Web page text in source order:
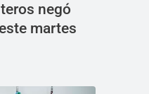
negó
martes